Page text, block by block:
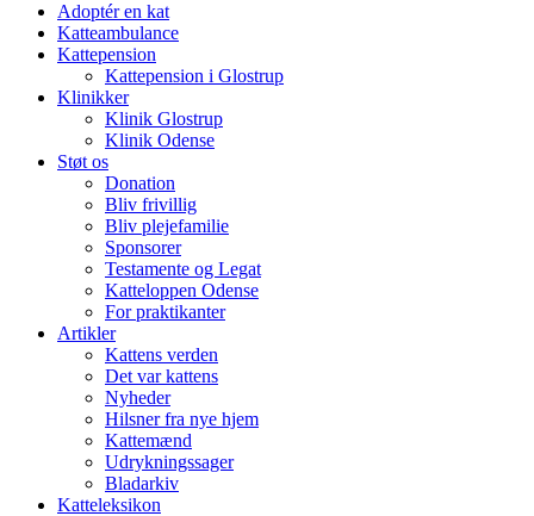
Adoptér en kat
Katteambulance
Kattepension
Kattepension i Glostrup
Klinikker
Klinik Glostrup
Klinik Odense
Støt os
Donation
Bliv frivillig
Bliv plejefamilie
Sponsorer
Testamente og Legat
Katteloppen Odense
For praktikanter
Artikler
Kattens verden
Det var kattens
Nyheder
Hilsner fra nye hjem
Kattemænd
Udrykningssager
Bladarkiv
Katteleksikon